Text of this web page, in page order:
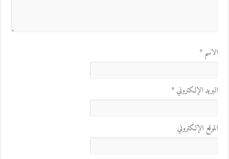
الاسم*
البريد الإلكتروني*
الموقع الإلكتروني